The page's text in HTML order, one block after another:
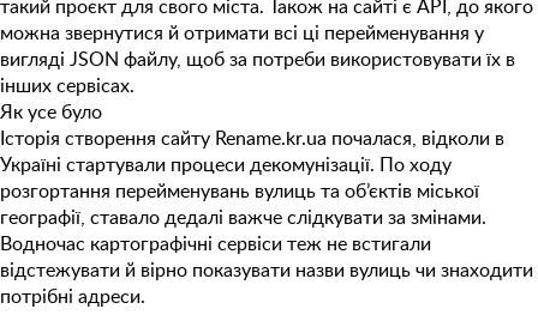
такий проєкт для свого міста. Також на сайті є API, до якого
можна звернутися й отримати всі ці перейменування у
вигляді JSON файлу, щоб за потреби використовувати їх в
інших сервісах.
Як усе було
Історія створення сайту Rename.kr.ua почалася, відколи в
Україні стартували процеси декомунізації. По ходу
розгортання перейменувань вулиць та об’єктів міської
географії, ставало дедалі важче слідкувати за змінами.
Водночас картографічні сервіси теж не встигали
відстежувати й вірно показувати назви вулиць чи знаходити
потрібні адреси.